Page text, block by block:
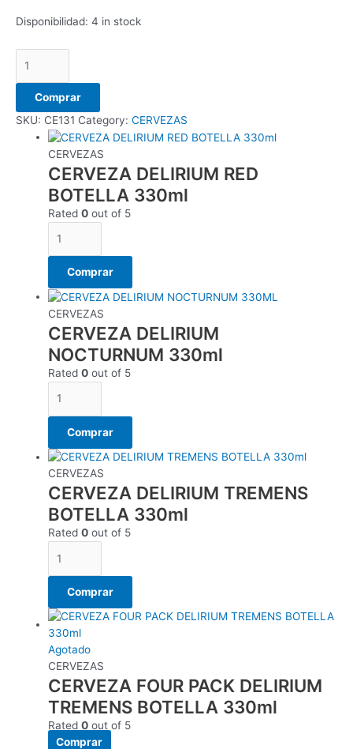
Disponibilidad: 4 in stock
Comprar
SKU: CE131 Category: CERVEZAS
CERVEZAS
CERVEZA DELIRIUM RED
BOTELLA 330ml
Rated0 out of 5
Comprar
CERVEZAS
CERVEZA DELIRIUM
NOCTURNUM 330ml
Rated0 out of 5
Comprar
CERVEZAS
CERVEZA DELIRIUM TREMENS
BOTELLA 330ml
Rated0 out of 5
Comprar
Agotado
CERVEZAS
CERVEZA FOUR PACK DELIRIUM
TREMENS BOTELLA 330ml
Rated0 out of 5
Comprar